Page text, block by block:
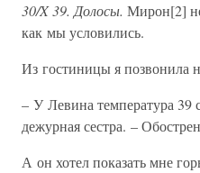
30/X 39. Долосы. Мирон[2]
как мы условились.
Из гостиницы я позвонила
– У Левина температура 39
дежурная сестра. –
А он хотел показать мне